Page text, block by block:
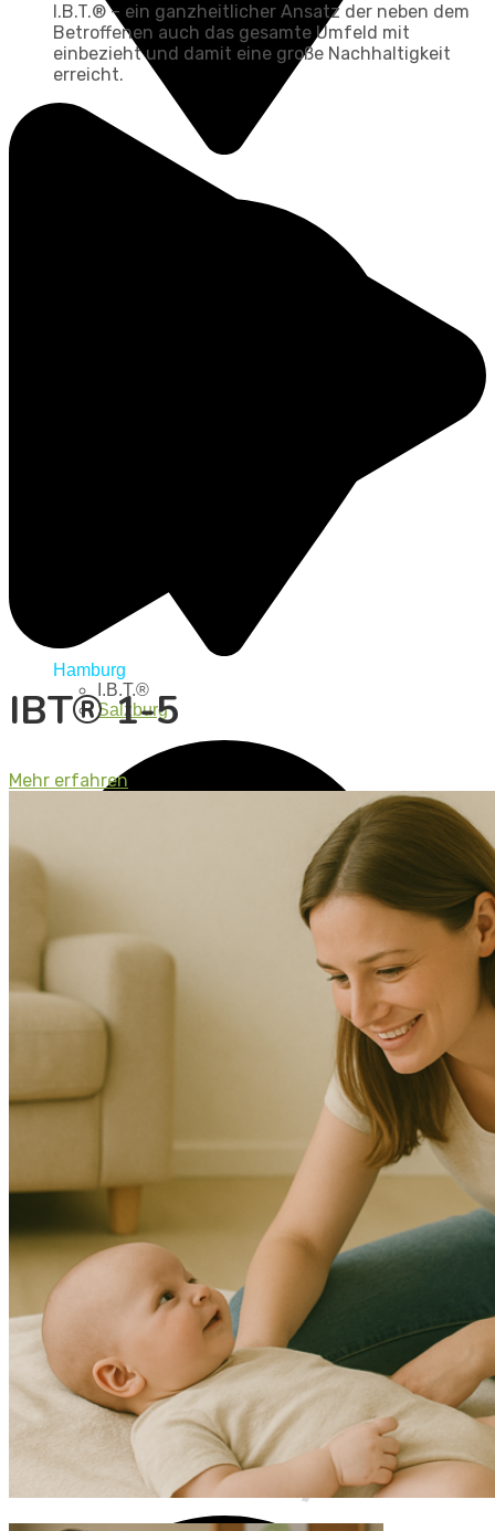
Hamburg
I.B.T.®
Salzburg
Salzburg
Luzern
St. Gallen
I.B.T.® – ein ganzheitlicher Ansatz der neben dem
Betroffenen auch das gesamte Umfeld mit
einbezieht und damit eine große Nachhaltigkeit
erreicht.
IBT® 1-5
Mehr erfahren